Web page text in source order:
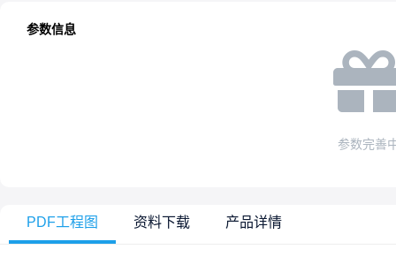
参数信息
参数完善
PDF工程图 资料下载 产品详情